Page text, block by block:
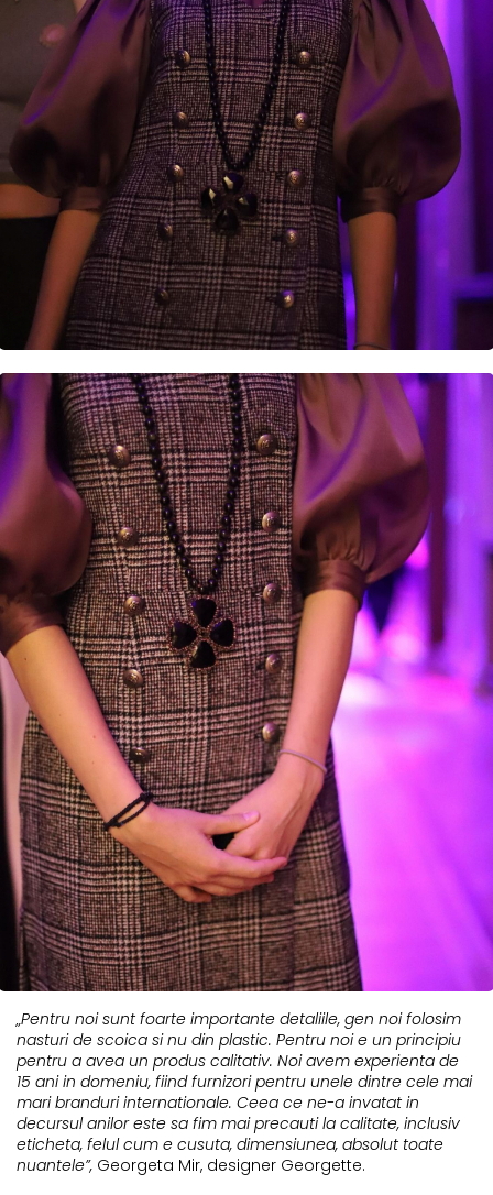
„Pentru noi sunt foarte importante detaliile, gen noi folosim
nasturi de scoica si nu din plastic. Pentru noi e un principiu
pentru a avea un produs calitativ. Noi avem experienta de
15 ani in domeniu, fiind furnizori pentru unele dintre cele mai
mari branduri internationale. Ceea ce ne-a invatat in
decursul anilor este sa fim mai precauti la calitate, inclusiv
eticheta, felul cum e cusuta, dimensiunea, absolut toate
nuantele”, Georgeta Mir, designer Georgette.